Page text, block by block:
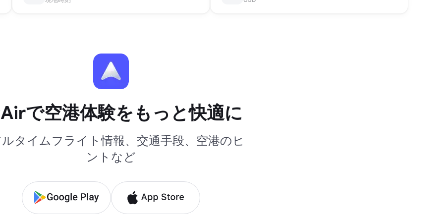
で空港体験をもっと快適に
タイムフライト情報、交通手段、空港のヒ
ントなど